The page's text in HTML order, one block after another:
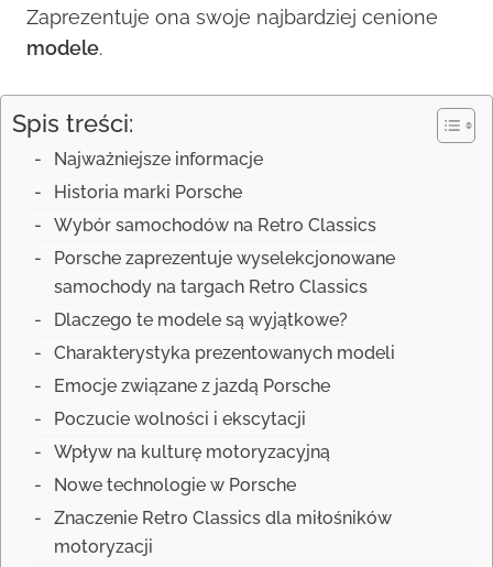
Zaprezentuje ona swoje najbardziej cenione
modele.
Spis treści:
Najważniejsze informacje
Historia marki Porsche
Wybór samochodów na Retro Classics
Porsche zaprezentuje wyselekcjonowane
samochody na targach Retro Classics
Dlaczego te modele są wyjątkowe?
Charakterystyka prezentowanych modeli
Emocje związane z jazdą Porsche
Poczucie wolności i ekscytacji
Wpływ na kulturę motoryzacyjną
Nowe technologie w Porsche
Znaczenie Retro Classics dla miłośników
motoryzacji